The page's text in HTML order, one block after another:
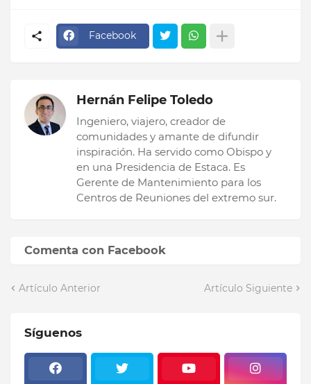
Facebook
Hernán Felipe Toledo
Ingeniero, viajero, creador de
comunidades y amante de difundir
inspiración. Ha servido como Obispo y
en una Presidencia de Estaca. Es
Gerente de Mantenimiento para los
Centros de Reuniones del extremo sur.
Comenta con Facebook
Artículo Anterior Artículo Siguiente
Síguenos